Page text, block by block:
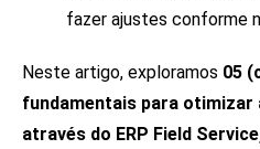
fazer ajustes conforme
Neste artigo, exploramos 05
fundamentais para
através do ERP Field